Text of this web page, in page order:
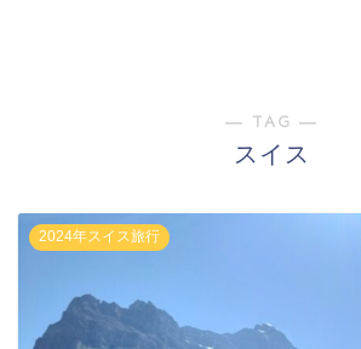
― TAG ―
スイス
2024年スイス旅行